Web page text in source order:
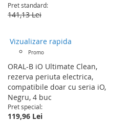
Pret standard
141,13 Lei
Vizualizare rapida
Promo
ORAL-B iO Ultimate Clean,
rezerva periuta electrica,
compatibile doar cu seria iO,
Negru, 4 buc
Pret special
119,96 Lei